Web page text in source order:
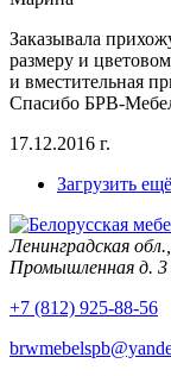
Заказывала
размеру и
и вместительная
Спасибо БРВ-
17.12.2016 г.
Загрузить ещё
Ленинградская
Промышленная д.
+7 (812) 925-88-56